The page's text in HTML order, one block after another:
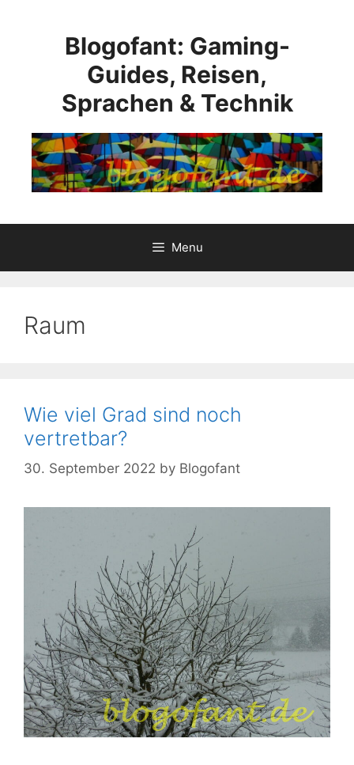
Blogofant: Gaming-
Guides, Reisen,
Sprachen & Technik
Menu
Raum
Wie viel Grad sind noch
vertretbar?
30. September 2022 by Blogofant